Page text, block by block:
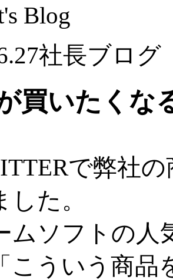
Blog
社長ブログ
買いたくな
で弊社
した。
ムソフトの人
こういう商品